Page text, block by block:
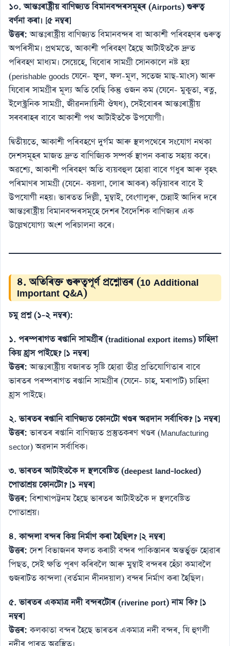
১০. আন্তঃৰাষ্ট্ৰীয় বাণিজ্যত বিমানবন্দৰসমূহৰ (Airports) গুৰুত্ব
বৰ্ণনা কৰা। [৫ নম্বৰ]
উত্তৰ: আন্তঃৰাষ্ট্ৰীয় বাণিজ্যত বিমানবন্দৰ বা আকাশী পৰিবহণৰ গুৰুত্ব
অপৰিসীম। প্ৰথমতে, আকাশী পৰিবহণ হৈছে আটাইতকৈ দ্ৰুত
পৰিবহণ মাধ্যম। সেয়েহে, যিবোৰ সামগ্ৰী সোনকালে নষ্ট হয়
(perishable goods যেনে- ফুল, ফল-মূল, সতেজ মাছ-মাংস) আৰু
যিবোৰ সামগ্ৰীৰ মূল্য অতি বেছি কিন্তু ওজন কম (যেনে- মুকুতা, ৰত্ন,
ইলেক্ট্ৰনিক সামগ্ৰী, জীৱনদায়িনী ঔষধ), সেইবোৰৰ আন্তঃৰাষ্ট্ৰীয়
সৰবৰাহৰ বাবে আকাশী পথ আটাইতকৈ উপযোগী।
দ্বিতীয়তে, আকাশী পৰিবহণে দুৰ্গম আৰু স্থলপথেৰে সংযোগ নথকা
দেশসমূহৰ মাজত দ্ৰুত বাণিজ্যিক সম্পৰ্ক স্থাপন কৰাত সহায় কৰে।
অৱশ্যে, আকাশী পৰিবহণ অতি ব্যয়বহুল হোৱা বাবে গধুৰ আৰু বৃহৎ
পৰিমাণৰ সামগ্ৰী (যেনে- কয়লা, লোৰ আকৰ) কঢ়িয়াবৰ বাবে ই
উপযোগী নহয়। ভাৰতত দিল্লী, মুম্বাই, বেংগালুৰু, চেন্নাই আদিৰ দৰে
আন্তঃৰাষ্ট্ৰীয় বিমানবন্দৰসমূহে দেশৰ বৈদেশিক বাণিজ্যৰ এক
উল্লেখযোগ্য অংশ পৰিচালনা কৰে।
৪. অতিৰিক্ত গুৰুত্বপূৰ্ণ প্ৰশ্নোত্তৰ (10 Additional
Important Q&A)
চমু প্ৰশ্ন (১-২ নম্বৰ):
১. পৰম্পৰাগত ৰপ্তানি সামগ্ৰীৰ (traditional export items) চাহিদা
কিয় হ্ৰাস পাইছে? [১ নম্বৰ]
উত্তৰ: আন্তঃৰাষ্ট্ৰীয় বজাৰত সৃষ্টি হোৱা তীব্ৰ প্ৰতিযোগিতাৰ বাবে
ভাৰতৰ পৰম্পৰাগত ৰপ্তানি সামগ্ৰীৰ (যেনে- চাহ, মৰাপাট) চাহিদা
হ্ৰাস পাইছে।
২. ভাৰতৰ ৰপ্তানি বাণিজ্যত কোনটো খণ্ডৰ অৱদান সৰ্বাধিক? [১ নম্বৰ]
উত্তৰ: ভাৰতৰ ৰপ্তানি বাণিজ্যত প্ৰস্তুতকৰণ খণ্ডৰ (Manufacturing
sector) অৱদান সৰ্বাধিক।
৩. ভাৰতৰ আটাইতকৈ দ স্থলবেষ্টিত (deepest land-locked)
পোতাশ্ৰয় কোনটো? [১ নম্বৰ]
উত্তৰ: বিশাখাপট্টনম হৈছে ভাৰতৰ আটাইতকৈ দ স্থলবেষ্টিত
পোতাশ্ৰয়।
৪. কান্দলা বন্দৰ কিয় নিৰ্মাণ কৰা হৈছিল? [২ নম্বৰ]
উত্তৰ: দেশ বিভাজনৰ ফলত কৰাচী বন্দৰ পাকিস্তানৰ অন্তৰ্ভুক্ত হোৱাৰ
পিছত, সেই ক্ষতি পূৰণ কৰিবলৈ আৰু মুম্বাই বন্দৰৰ হেঁচা কমাবলৈ
গুজৰাটত কান্দলা (বৰ্তমান দীনদয়াল) বন্দৰ নিৰ্মাণ কৰা হৈছিল।
৫. ভাৰতৰ একমাত্ৰ নদী বন্দৰটোৰ (riverine port) নাম কি? [১
নম্বৰ]
উত্তৰ: কলকাতা বন্দৰ হৈছে ভাৰতৰ একমাত্ৰ নদী বন্দৰ, যি হুগলী